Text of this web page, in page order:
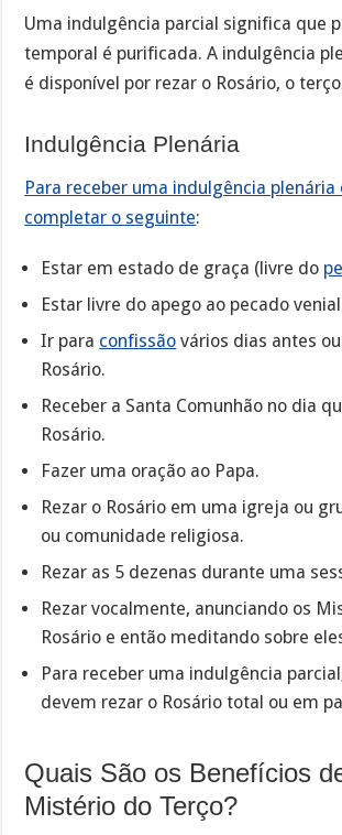
Uma indulgência parcial significa que
temporal é purificada. A indulgência
é disponível por rezar o Rosário, o
Indulgência Plenária
Para receber uma indulgência plenária
completar o seguinte:
Estar em estado de graça (livre do
Estar livre do apego ao pecado
Ir para confissão vários dias antes
Rosário.
Receber a Santa Comunhão no dia
Rosário.
Fazer uma oração ao Papa.
Rezar o Rosário em uma igreja ou
ou comunidade religiosa.
Rezar as 5 dezenas durante uma
Rezar vocalmente, anunciando os
Rosário e então meditando sobre
Para receber uma indulgência
devem rezar o Rosário total ou em
Quais São os Benefícios
Mistério do Terço?